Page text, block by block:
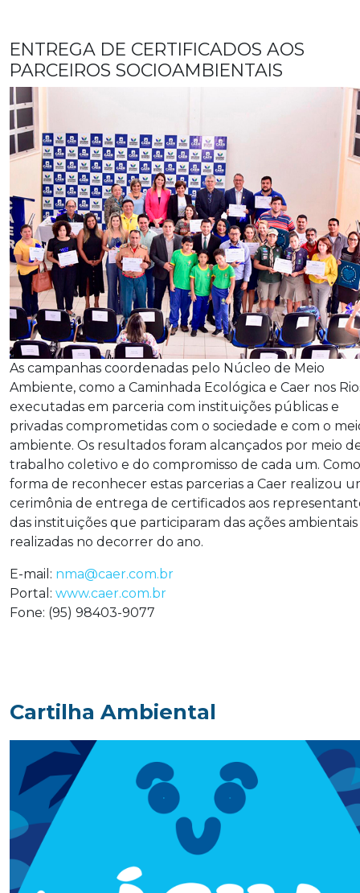
ENTREGA DE CERTIFICADOS AOS
PARCEIROS SOCIOAMBIENTAIS
As campanhas coordenadas pelo Núcleo de Meio
Ambiente, como a Caminhada Ecológica e Caer nos
executadas em parceria com instituições públicas e
privadas comprometidas com o sociedade e com o
ambiente. Os resultados foram alcançados por meio
trabalho coletivo e do compromisso de cada um. Como
forma de reconhecer estas parcerias a Caer realizou
cerimônia de entrega de certificados aos
das instituições que participaram das ações ambientais
realizadas no decorrer do ano.
E-mail: nma@caer.com.br
Portal: www.caer.com.br
Fone: (95) 98403-9077
Cartilha Ambiental